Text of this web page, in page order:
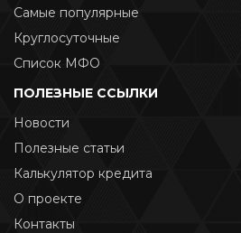
Самые популярные
Круглосуточные
Список МФО
ПОЛЕЗНЫЕ ССЫЛКИ
Новости
Полезные статьи
Калькулятор кредита
О проекте
Контакты